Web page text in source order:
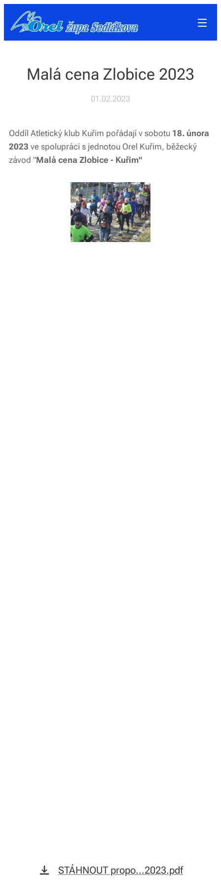
Malá cena Zlobice 2023
01.02.2023
Oddíl Atletický klub Kuřim pořádají v sobotu 18. února
2023 ve spolupráci s jednotou Orel Kuřim, běžecký
závod "Malá cena Zlobice - Kuřim"
STÁHNOUT propo...2023.pdf